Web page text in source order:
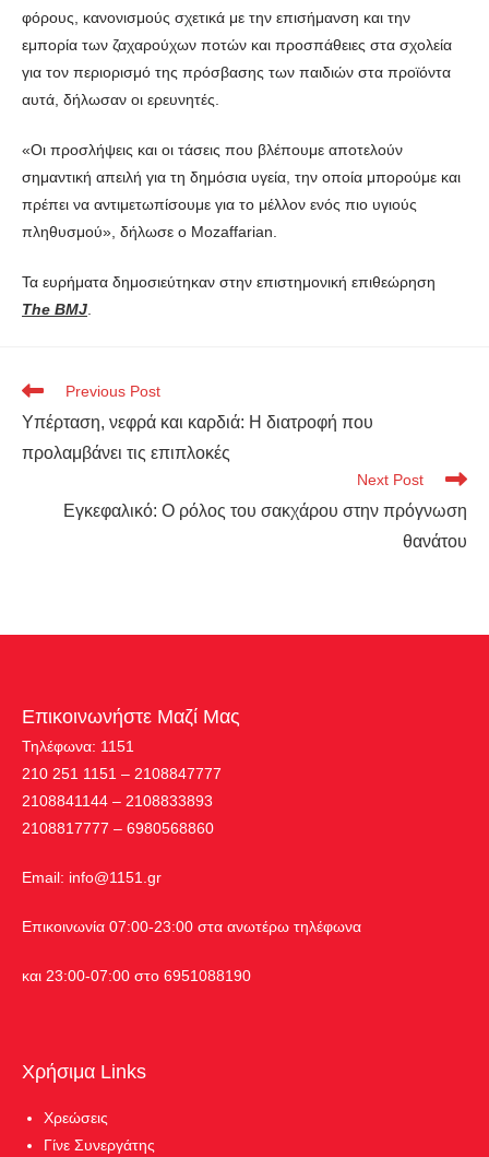
φόρους, κανονισμούς σχετικά με την επισήμανση και την
εμπορία των ζαχαρούχων ποτών και προσπάθειες στα σχολεία
για τον περιορισμό της πρόσβασης των παιδιών στα προϊόντα
αυτά, δήλωσαν οι ερευνητές.
«Οι προσλήψεις και οι τάσεις που βλέπουμε αποτελούν
σημαντική απειλή για τη δημόσια υγεία, την οποία μπορούμε και
πρέπει να αντιμετωπίσουμε για το μέλλον ενός πιο υγιούς
πληθυσμού», δήλωσε ο Mozaffarian.
Τα ευρήματα δημοσιεύτηκαν στην επιστημονική επιθεώρηση
The BMJ
Previous Post
Υπέρταση, νεφρά και καρδιά: Η διατροφή που
προλαμβάνει τις επιπλοκές
Next Post
Εγκεφαλικό: Ο ρόλος του σακχάρου στην πρόγνωση
θανάτου
Επικοινωνήστε Μαζί Μας
Τηλέφωνα: 1151
210 251 1151 – 2108847777
2108841144 – 2108833893
2108817777 – 6980568860
Εmail: info@1151.gr
Επικοινωνία 07:00-23:00 στα ανωτέρω τηλέφωνα
και 23:00-07:00 στο 6951088190
Χρήσιμα Links
Χρεώσεις
Γίνε Συνεργάτης